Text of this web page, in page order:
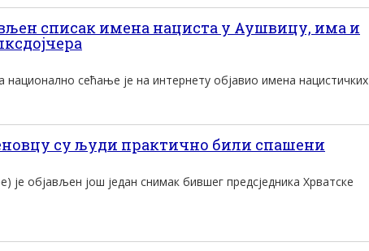
списак имена нациста у Аушвицу, има и
сећање је на интернету објавио имена нацистичких
су људи практично били спашени
је објављен још један снимак бившег предсједника Хрватске